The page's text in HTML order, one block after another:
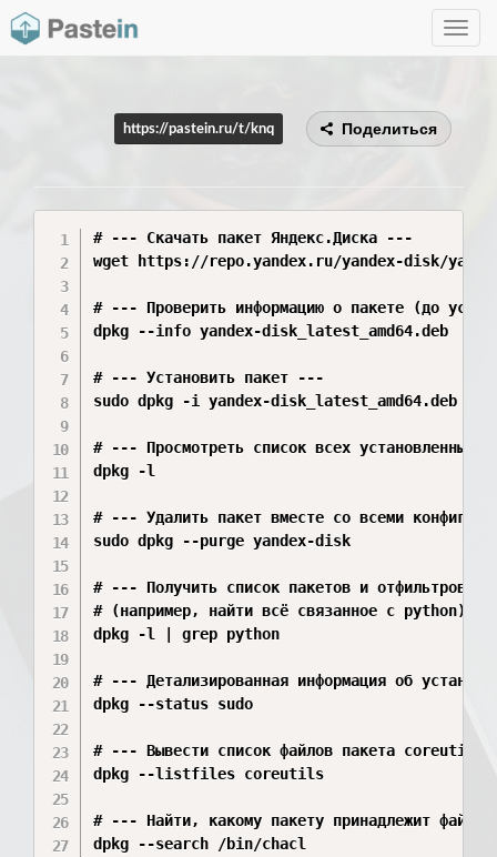
Toggle
https://pastein.ru/t/knq Поделиться
# --- Скачать пакет Яндекс.Диска ---
wget https://repo.yandex.ru/yandex-disk/
# --- Проверить информацию о пакете (до
dpkg --info yandex-disk_latest_amd64.deb
# --- Установить пакет ---
sudo dpkg -i yandex-disk_latest_amd64.deb
# --- Просмотреть список всех установленных
dpkg -l
# --- Удалить пакет вместе со всеми
sudo dpkg --purge yandex-disk
# --- Получить список пакетов и
# (например, найти всё связанное с python)
dpkg -l | grep python
# --- Детализированная информация об
dpkg --status sudo
# --- Вывести список файлов пакета
dpkg --listfiles coreutils
# --- Найти, какому пакету принадлежит
dpkg --search /bin/chacl